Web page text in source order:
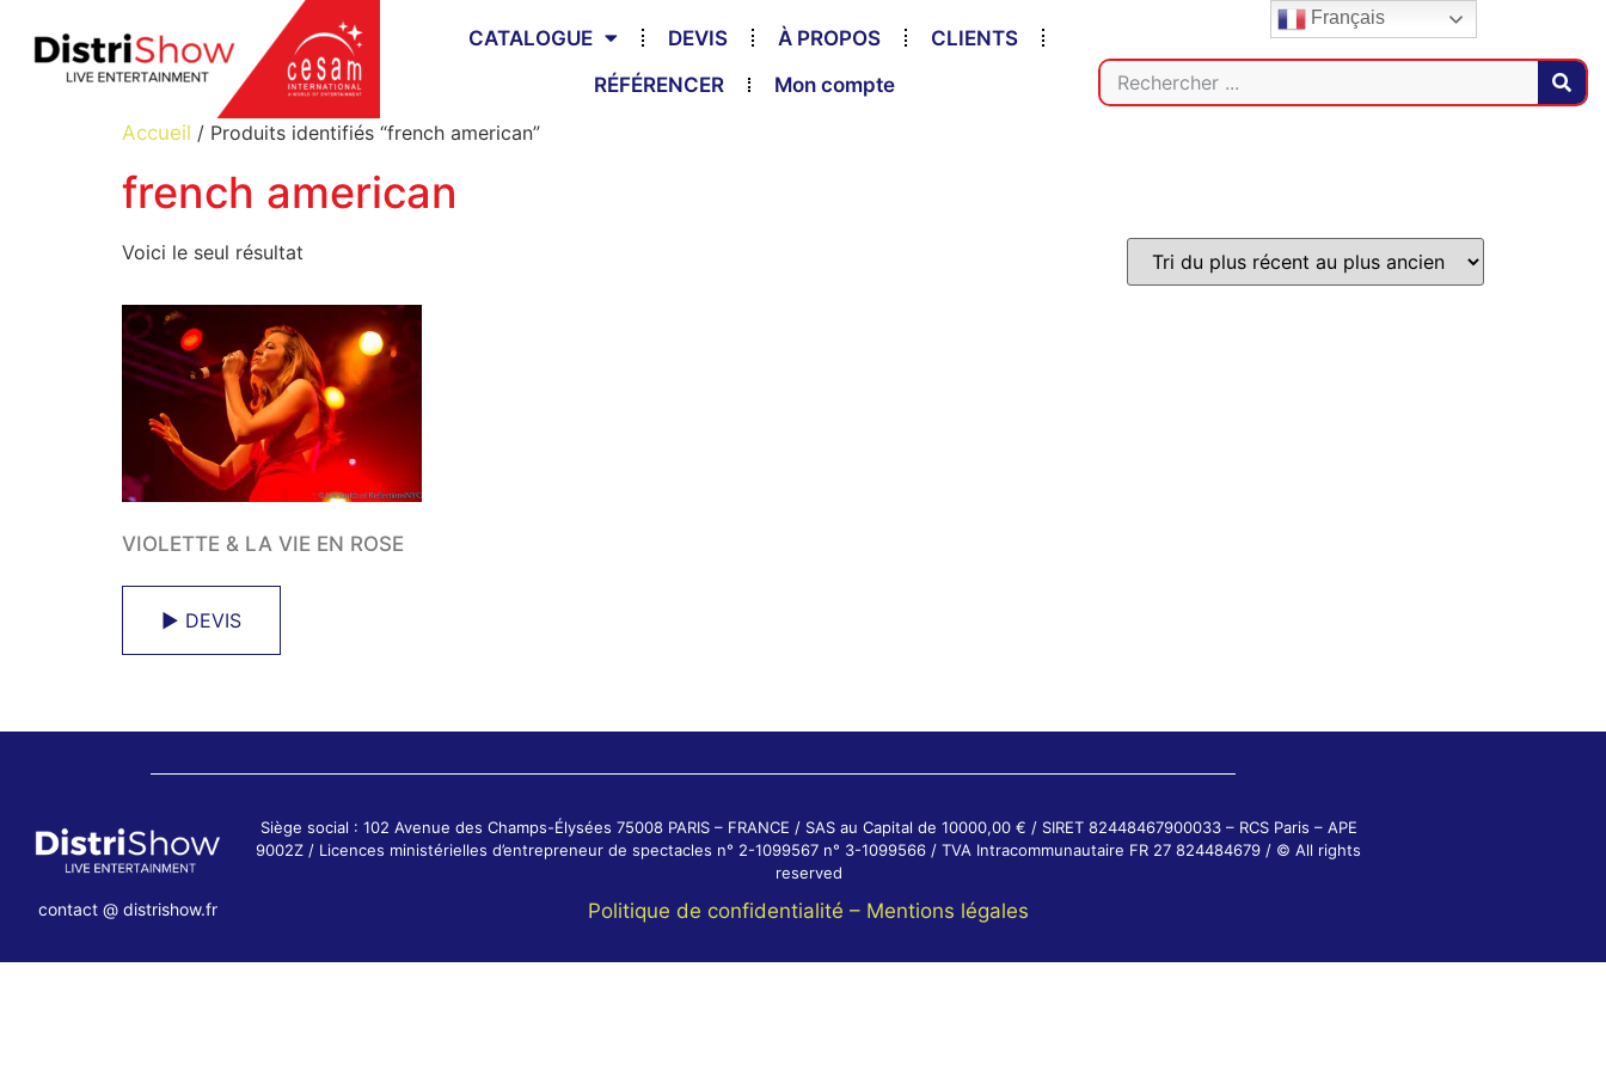
CATALOGUE DEVIS À PROPOS
CLIENTS
RÉFÉRENCER
Mon compte
Accueil / Produits identifiés “french american”
french american
Voici le seul résultat
VIOLETTE & LA VIE EN ROSE
► DEVIS
contact @ distrishow.fr
Siège social : 102 Avenue des Champs-Élysées 75008 PARIS – FRANCE / SAS au Capital de 10000,00 € / SIRET 82448467900033 – RCS Paris – APE
9002Z / Licences ministérielles d’entrepreneur de spectacles n° 2-1099567 n° 3-1099566 / TVA Intracommunautaire FR 27 824484679 / © All rights
reserved
Politique de confidentialité – Mentions légales
Français